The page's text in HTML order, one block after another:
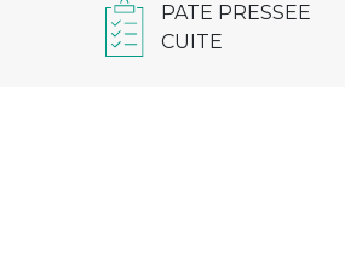
PATE PRESSEE
CUITE